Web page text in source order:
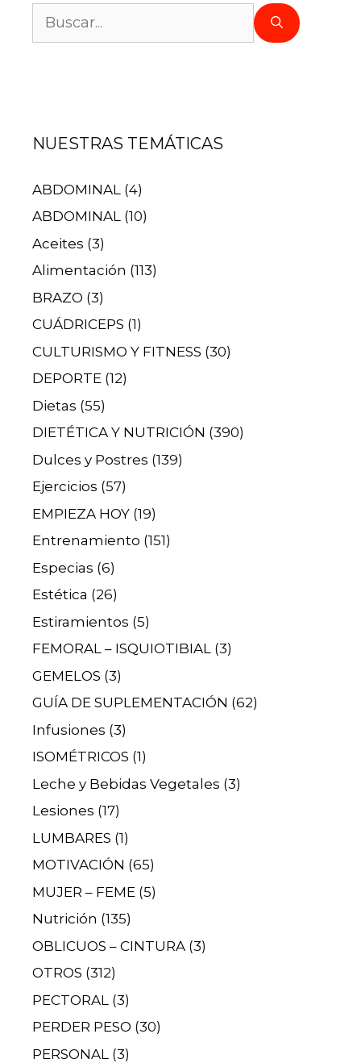
NUESTRAS TEMÁTICAS
ABDOMINAL (4)
ABDOMINAL (10)
Aceites (3)
Alimentación (113)
BRAZO (3)
CUÁDRICEPS (1)
CULTURISMO Y FITNESS (30)
DEPORTE (12)
Dietas (55)
DIETÉTICA Y NUTRICIÓN (390)
Dulces y Postres (139)
Ejercicios (57)
EMPIEZA HOY (19)
Entrenamiento (151)
Especias (6)
Estética (26)
Estiramientos (5)
FEMORAL – ISQUIOTIBIAL (3)
GEMELOS (3)
GUÍA DE SUPLEMENTACIÓN (62)
Infusiones (3)
ISOMÉTRICOS (1)
Leche y Bebidas Vegetales (3)
Lesiones (17)
LUMBARES (1)
MOTIVACIÓN (65)
MUJER – FEME (5)
Nutrición (135)
OBLICUOS – CINTURA (3)
OTROS (312)
PECTORAL (3)
PERDER PESO (30)
PERSONAL (3)